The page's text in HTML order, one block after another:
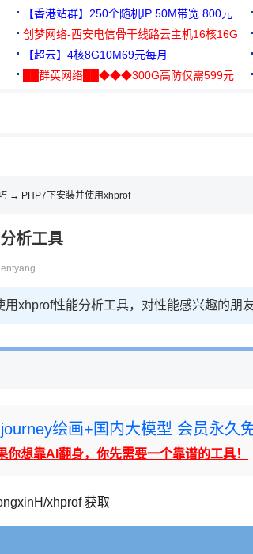
【香港站群】250个随机IP 50M带宽 800元
创梦网络-西安电信骨干线路云主机16核16G
88元/月
【超云】4核8G10M69元每月
██群英网络██◆◆◆300G高防仅需599元
→ PHP7下安装并使用xhprof
析工具
xhprof性能分析工具，对性能感兴趣的朋
绘画+国内大模型 会员永久
你想靠AI翻身，你先需要一个靠谱的工具！
xhprof 获取